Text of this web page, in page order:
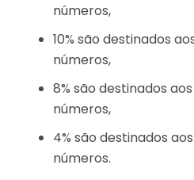
números,
10% são destinados
números,
8% são destinados
números,
4% são destinados
números.